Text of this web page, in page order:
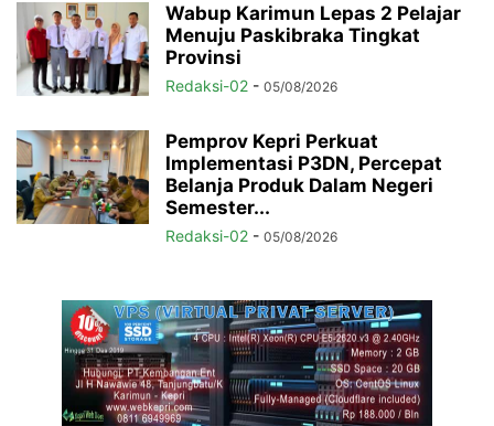
Wabup Karimun Lepas 2 Pelajar
Menuju Paskibraka Tingkat
Provinsi
Redaksi-02 - 05/08/2026
Pemprov Kepri Perkuat
Implementasi P3DN, Percepat
Belanja Produk Dalam Negeri
Semester...
Redaksi-02 - 05/08/2026